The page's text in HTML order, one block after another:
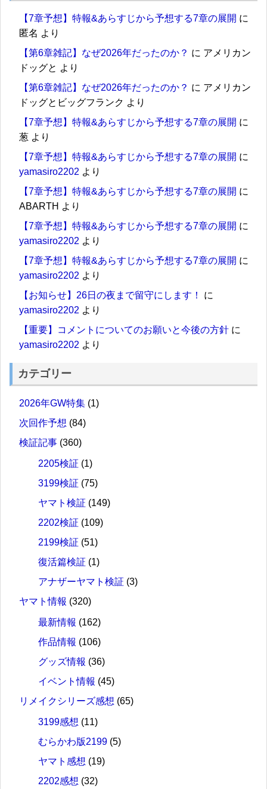
【7章予想】特報&あらすじから予想する7章の展開 に
匿名 より
【第6章雑記】なぜ2026年だったのか？ に アメリカン
ドッグと より
【第6章雑記】なぜ2026年だったのか？ に アメリカン
ドッグとビッグフランク より
【7章予想】特報&あらすじから予想する7章の展開 に
葱 より
【7章予想】特報&あらすじから予想する7章の展開 に
yamasiro2202 より
【7章予想】特報&あらすじから予想する7章の展開 に
ABARTH より
【7章予想】特報&あらすじから予想する7章の展開 に
yamasiro2202 より
【7章予想】特報&あらすじから予想する7章の展開 に
yamasiro2202 より
【お知らせ】26日の夜まで留守にします！
に
yamasiro2202 より
【重要】コメントについてのお願いと今後の方針 に
yamasiro2202 より
カテゴリー
2026年GW特集 (1)
次回作予想 (84)
検証記事 (360)
2205検証 (1)
3199検証 (75)
ヤマト検証 (149)
2202検証 (109)
2199検証 (51)
復活篇検証 (1)
アナザーヤマト検証 (3)
ヤマト情報 (320)
最新情報 (162)
作品情報 (106)
グッズ情報 (36)
イベント情報 (45)
リメイクシリーズ感想 (65)
3199感想 (11)
むらかわ版2199 (5)
ヤマト感想 (19)
2202感想 (32)